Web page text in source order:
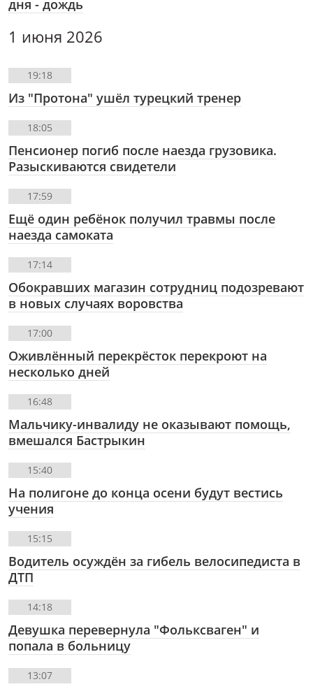
дня - дождь
1 июня 2026
19:18
Из "Протона" ушёл турецкий тренер
18:05
Пенсионер погиб после наезда грузовика.
Разыскиваются свидетели
17:59
Ещё один ребёнок получил травмы после
наезда самоката
17:14
Обокравших магазин сотрудниц подозревают
в новых случаях воровства
17:00
Оживлённый перекрёсток перекроют на
несколько дней
16:48
Мальчику-инвалиду не оказывают помощь,
вмешался Бастрыкин
15:40
На полигоне до конца осени будут вестись
учения
15:15
Водитель осуждён за гибель велосипедиста в
ДТП
14:18
Девушка перевернула "Фольксваген" и
попала в больницу
13:07